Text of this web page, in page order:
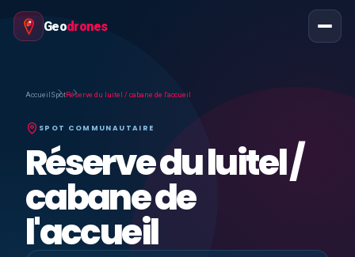
Geodrones
Accueil SpotRéserve du luitel / cabane de l'accueil
SPOT COMMUNAUTAIRE
Réserve du luitel /
cabane de
l'accueil